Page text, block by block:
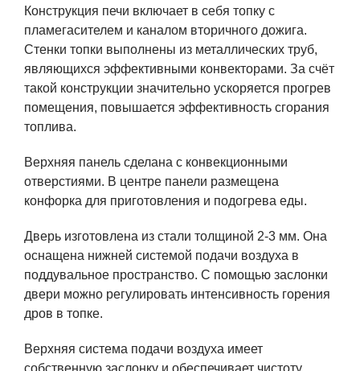
Конструкция печи включает в себя топку с
пламегасителем и каналом вторичного дожига.
Стенки топки выполнены из металлических труб,
являющихся эффективными конвекторами. За счёт
такой конструкции значительно ускоряется прогрев
помещения, повышается эффективность сгорания
топлива.
Верхняя панель сделана с конвекционными
отверстиями. В центре панели размещена
конфорка для приготовления и подогрева еды.
Дверь изготовлена из стали толщиной 2-3 мм. Она
оснащена нижней системой подачи воздуха в
поддувальное пространство. С помощью заслонки
двери можно регулировать интенсивность горения
дров в топке.
Верхняя система подачи воздуха имеет
собственную заслонку и обеспечивает чистоту